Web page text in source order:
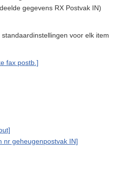
gegevens RX Postvak IN)
voor elk item
fax postb.]
nr geheugenpostvak IN]